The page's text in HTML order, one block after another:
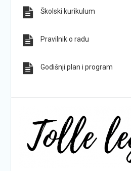
Školski kurikulum
Pravilnik o radu
Godišnji plan i program